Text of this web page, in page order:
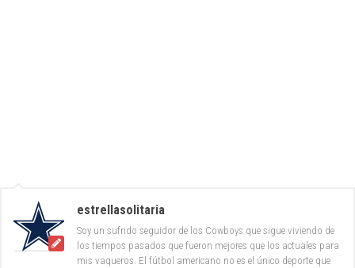
estrellasolitaria
Soy un sufrido seguidor de los Cowboys que sigue viviendo de
los tiempos pasados que fueron mejores que los actuales para
mis vaqueros. El fútbol americano no es el único deporte que